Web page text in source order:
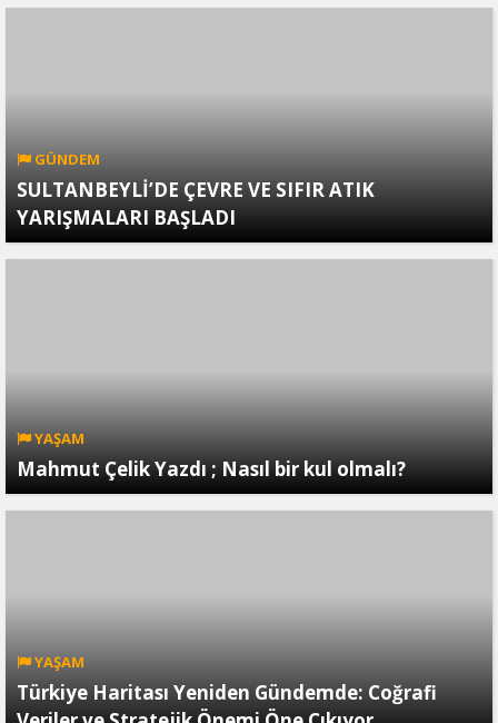
GÜNDEM
SULTANBEYLİ’DE ÇEVRE VE SIFIR ATIK
YARIŞMALARI BAŞLADI
YAŞAM
Mahmut Çelik Yazdı ; Nasıl bir kul olmalı?
YAŞAM
Türkiye Haritası Yeniden Gündemde: Coğrafi